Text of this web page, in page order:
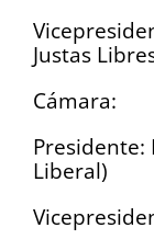
Justas
Cámara:
Presidente:
Liberal)